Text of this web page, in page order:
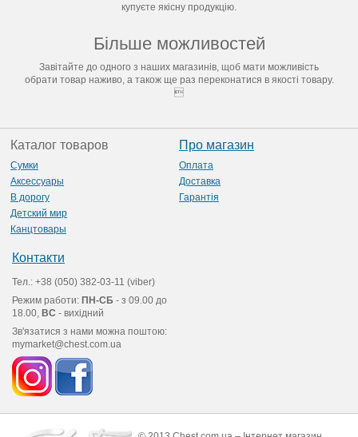
купуєте якісну продукцію.
Більше можливостей
Завітайте до одного з наших магазинів, щоб мати можливість
обрати товар наживо, а також ще раз переконатися в якості товару.

Каталог товаров
Сумки
Аксессуары
В дорогу
Детский мир
Канцтовары
Про магазин
Оплата
Доставка
Гарантія
Контакти
Тел.: +38 (050) 382-03-11 (viber)
Режим работи: ПН-СБ - з 09.00 до
18.00, ВС - вихідний
Зв'язатися з нами можна поштою:
mymarket@chest.com.ua